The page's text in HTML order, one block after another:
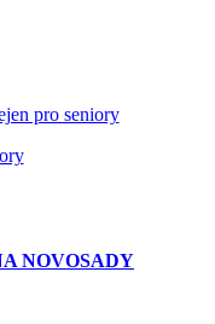
pro seniory
NOVOSADY